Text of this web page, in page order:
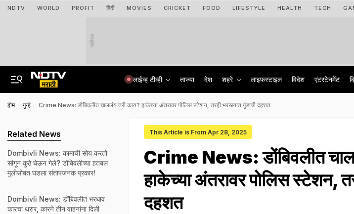
NDTV WORLD PROFIT हिंदी MOVIES CRICKET FOOD LIFESTYLE HEALTH TECH
जाहिरात
लाईव्ह टीव्ही ताज्या देश शहरे लाइफस्टाइल विदेश एंटरटेनमेंट
होम गुन्हे Crime News: डोंबिवलीत चाललंय तरी काय? हाकेच्या अंतरावर पोलिस स्टेशन, तरही भरस्त्यात गुंडाची दहशत
This Article is From Apr 28, 2025
Crime News: डोंबिवलीत
हाकेच्या अंतरावर पोलिस स्टेशन,
दहशत
Related News
Dombivli News: कामाची सोय करतो
सांगून कुठे घेऊन गेले? डोंबिवलीच्या हतबल
मुलीसोबत घडला संतापजनक प्रकार!
Dombivli News: डोंबिवलीत भरधाव
कारचा थरार, कारने तीन वाहनांना दिली